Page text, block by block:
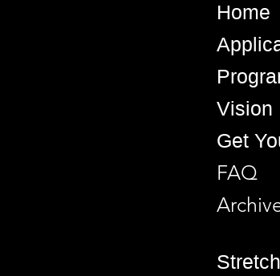
Home
Vision
Get
FAQ